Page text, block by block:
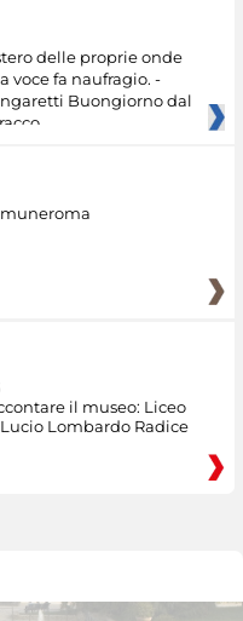
delle proprie onde
voce fa naufragio. -
Buongiorno dal
il museo: Liceo
Lombardo Radice